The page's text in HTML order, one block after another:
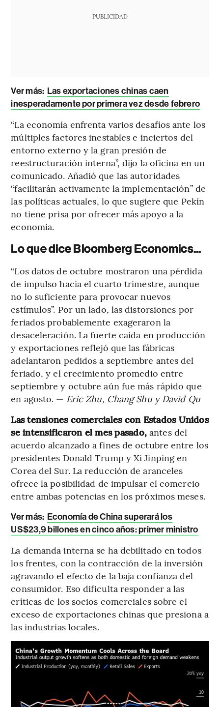
PUBLICIDAD
Ver más: Las exportaciones chinas caen
inesperadamente por primera vez desde febrero
“La economía enfrenta varios desafíos ante los
múltiples factores inestables e inciertos del
entorno externo y la gran presión de
reestructuración interna”, dijo la oficina en un
comunicado. Añadió que las autoridades
“facilitarán activamente la implementación” de
las políticas actuales, lo que sugiere que Pekín
no tiene prisa por ofrecer más apoyo a la
economía.
Lo que dice Bloomberg Economics...
“Los datos de octubre mostraron una pérdida
de impulso hacia el cuarto trimestre, aunque
no lo suficiente para provocar nuevos
estímulos”. Por un lado, las distorsiones por
feriados probablemente exageraron la
desaceleración. La fuerte caída en producción
y exportaciones reflejó que las fábricas
adelantaron pedidos a septiembre antes del
feriado, y el crecimiento promedio entre
septiembre y octubre aún fue más rápido que
en agosto. — Eric Zhu, Chang Shu y David Qu
Las tensiones comerciales con Estados Unidos
se intensificaron el mes pasado, antes del
acuerdo alcanzado a fines de octubre entre los
presidentes Donald Trump y Xi Jinping en
Corea del Sur. La reducción de aranceles
ofrece la posibilidad de impulsar el comercio
entre ambas potencias en los próximos meses.
Ver más: Economía de China superará los
US$23,9 billones en cinco años: primer ministro
La demanda interna se ha debilitado en todos
los frentes, con la contracción de la inversión
agravando el efecto de la baja confianza del
consumidor. Eso dificulta responder a las
críticas de los socios comerciales sobre el
exceso de exportaciones chinas que presiona a
las industrias locales.